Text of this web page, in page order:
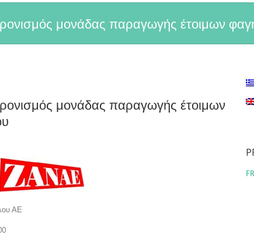
μονάδας παραγωγής έτοιμων
μονάδας παραγωγής έτοιμων
ΑΕ